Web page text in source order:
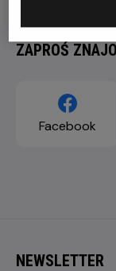
ZAPROŚ
Facebook
NEWSLETTER